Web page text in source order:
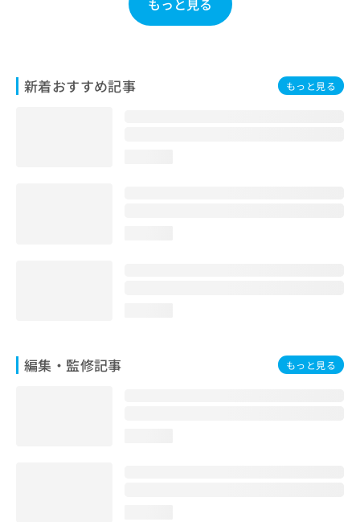
新着おすすめ記事 もっと見る
編集・監修記事 もっと見る
せ